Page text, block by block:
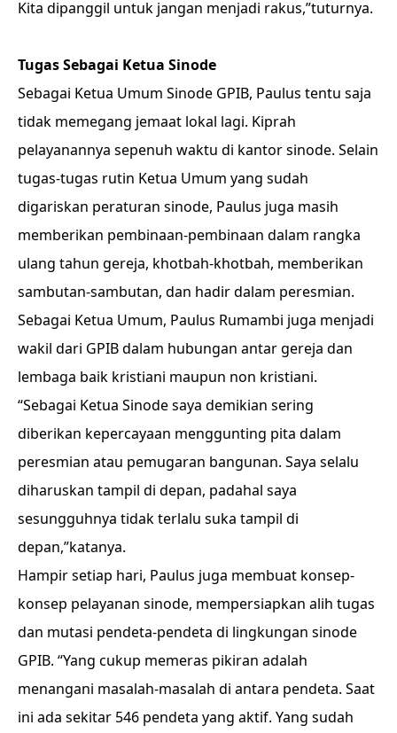
Kita dipanggil untuk jangan menjadi rakus,”tuturnya.
Tugas Sebagai Ketua Sinode
Sebagai Ketua Umum Sinode GPIB, Paulus tentu saja
tidak memegang jemaat lokal lagi. Kiprah
pelayanannya sepenuh waktu di kantor sinode. Selain
tugas-tugas rutin Ketua Umum yang sudah
digariskan peraturan sinode, Paulus juga masih
memberikan pembinaan-pembinaan dalam rangka
ulang tahun gereja, khotbah-khotbah, memberikan
sambutan-sambutan, dan hadir dalam peresmian.
Sebagai Ketua Umum, Paulus Rumambi juga menjadi
wakil dari GPIB dalam hubungan antar gereja dan
lembaga baik kristiani maupun non kristiani.
“Sebagai Ketua Sinode saya demikian sering
diberikan kepercayaan menggunting pita dalam
peresmian atau pemugaran bangunan. Saya selalu
diharuskan tampil di depan, padahal saya
sesungguhnya tidak terlalu suka tampil di
depan,”katanya.
Hampir setiap hari, Paulus juga membuat konsep-
konsep pelayanan sinode, mempersiapkan alih tugas
dan mutasi pendeta-pendeta di lingkungan sinode
GPIB. “Yang cukup memeras pikiran adalah
menangani masalah-masalah di antara pendeta. Saat
ini ada sekitar 546 pendeta yang aktif. Yang sudah